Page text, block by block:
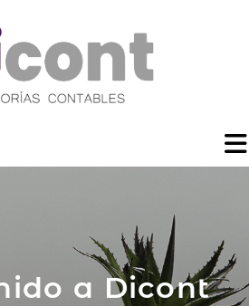
a Dicont